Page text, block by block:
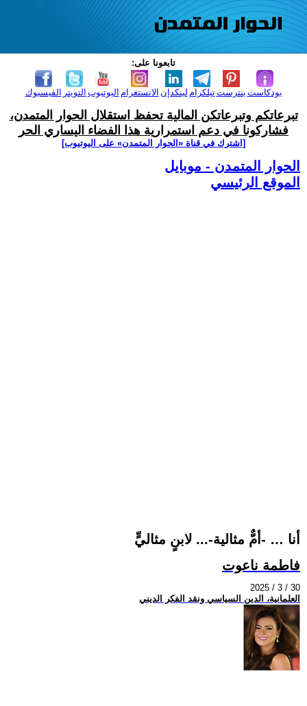
تابعونا على:
الفيسبوك التويتر اليوتيوب الانستغرام لينكدإن تيلكرامبنترست بودكاست
تبرعاتكم وتبرعاتكن المالية تحفظ استقلال الحوار المتمدن،
فشاركونا في دعم استمرارية هذا الفضاء اليساري الحر
[اشترك في قناة ‫«الحوار المتمدن» على اليوتيوب]
الحوار المتمدن - موبايل
الموقع الرئيسي
أنا … -أمٌّ مثالية-... لابنٍ مثاليٍّ
فاطمة ناعوت
2025 / 3 / 30
العلمانية، الدين السياسي ونقد الفكر الديني